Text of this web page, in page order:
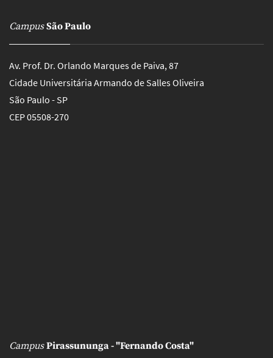
CampusSão Paulo
Av. Prof. Dr. Orlando Marques de Paiva, 87
Cidade Universitária Armando de Salles Oliveira
São Paulo - SP
CEP 05508-270
CampusPirassununga - "Fernando Costa"